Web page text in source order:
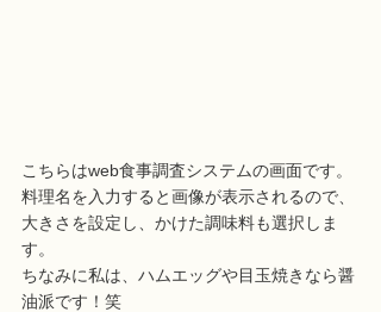
こちらはweb食事調査システムの画面です。
料理名を入力すると画像が表示されるので、
大きさを設定し、かけた調味料も選択しま
す。
ちなみに私は、ハムエッグや目玉焼きなら醤
油派です！笑